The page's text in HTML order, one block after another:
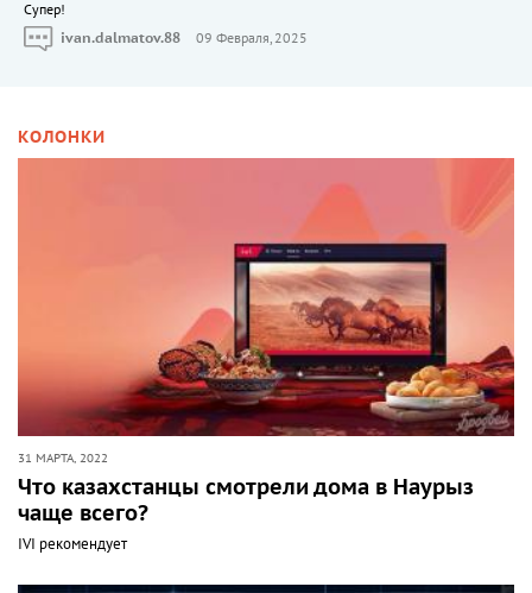
Cупер!
ivan.dalmatov.88
09 Февраля, 2025
КОЛОНКИ
31 МАРТА, 2022
Что казахстанцы смотрели дома в Наурыз
чаще всего?
IVI рекомендует